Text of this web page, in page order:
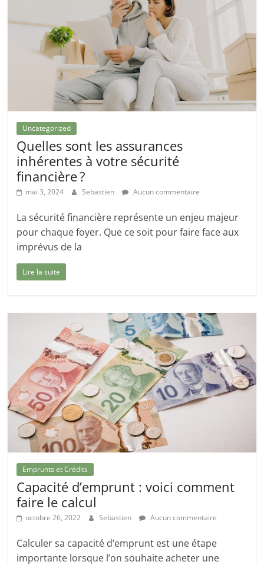
Uncategorized
Quelles sont les assurances
inhérentes à votre sécurité
financière ?
mai 3, 2024 Sebastien Aucun commentaire
La sécurité financière représente un enjeu majeur
pour chaque foyer. Que ce soit pour faire face aux
imprévus de la
Lire la suite
Emprunts et Crédits
Capacité d’emprunt : voici comment
faire le calcul
octobre 26, 2022 Sebastien Aucun commentaire
Calculer sa capacité d’emprunt est une étape
importante lorsque l’on souhaite acheter une